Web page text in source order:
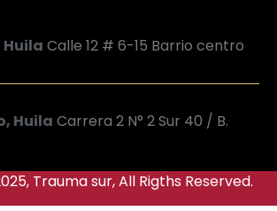
Huila Calle 12 # 6-15 Barrio centro
Huila Carrera 2 N° 2 Sur 40 / B.
Trauma sur, All Rigths Reserved.